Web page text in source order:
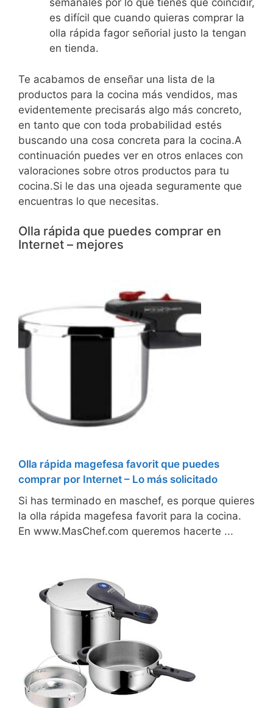
semanales por lo que tienes que coincidir,
es difícil que cuando quieras comprar la
olla rápida fagor señorial justo la tengan
en tienda.
Te acabamos de enseñar una lista de la
productos para la cocina más vendidos, mas
evidentemente precisarás algo más concreto,
en tanto que con toda probabilidad estés
buscando una cosa concreta para la cocina.A
continuación puedes ver en otros enlaces con
valoraciones sobre otros productos para tu
cocina.Si le das una ojeada seguramente que
encuentras lo que necesitas.
Olla rápida que puedes comprar en
Internet – mejores
Olla rápida magefesa favorit que puedes
comprar por Internet – Lo más solicitado
Si has terminado en maschef, es porque quieres
la olla rápida magefesa favorit para la cocina.
En www.MasChef.com queremos hacerte ...